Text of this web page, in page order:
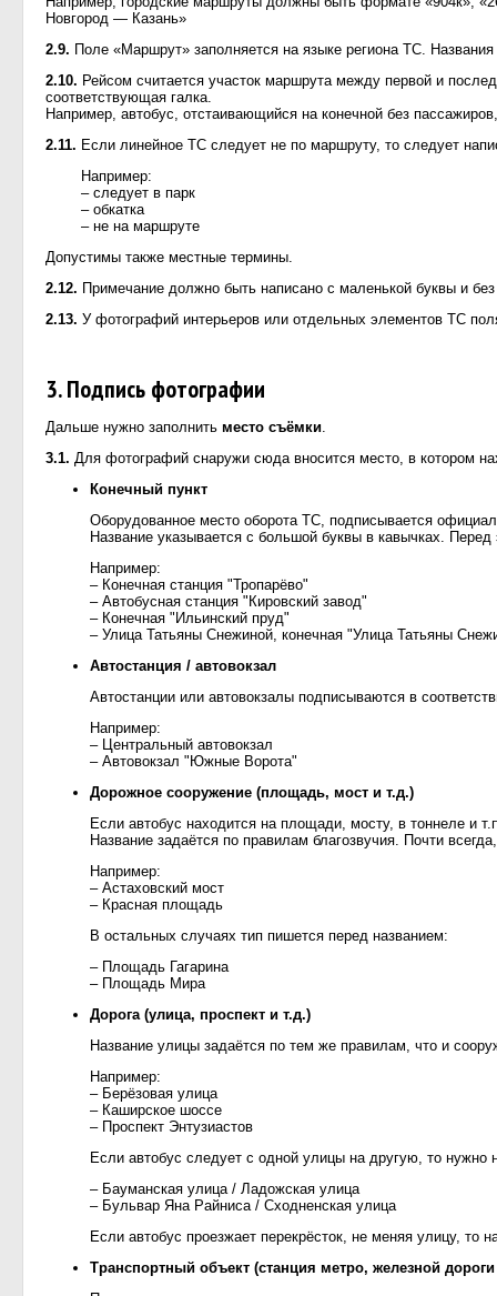
Новгород — Казань»
2.9. Поле «Маршрут» заполняется на языке региона ТС.
2.10. Рейсом считается участок маршрута между первой и
соответствующая галка.
Например, автобус, отстаивающийся на конечной без
2.11. Если линейное ТС следует не по маршруту, то следует
Например:
– следует в парк
– обкатка
– не на маршруте
Допустимы также местные термины.
2.12. Примечание должно быть написано с маленькой буквы и без
2.13. У фотографий интерьеров или отдельных элементов ТС
3. Подпись фотографии
Дальше нужно заполнить место съёмки.
3.1. Для фотографий снаружи сюда вносится место, в котором
Конечный пункт
Оборудованное место оборота ТС, подписывается
Название указывается с большой буквы в кавычках.
Например:
– Конечная станция "Тропарёво"
– Автобусная станция "Кировский завод"
– Конечная "Ильинский пруд"
– Улица Татьяны Снежиной, конечная "Улица Татьяны
Автостанция / автовокзал
Автостанции или автовокзалы подписываются в
Например:
– Центральный автовокзал
– Автовокзал "Южные Ворота"
Дорожное сооружение (площадь, мост и т.д.)
Если автобус находится на площади, мосту, в тоннеле и
Название задаётся по правилам благозвучия. Почти
Например:
– Астаховский мост
– Красная площадь
В остальных случаях тип пишется перед названием:
– Площадь Гагарина
– Площадь Мира
Дорога (улица, проспект и т.д.)
Название улицы задаётся по тем же правилам, что и
Например:
– Берёзовая улица
– Каширское шоссе
– Проспект Энтузиастов
Если автобус следует с одной улицы на другую, то нужно
– Бауманская улица / Ладожская улица
– Бульвар Яна Райниса / Сходненская улица
Если автобус проезжает перекрёсток, не меняя улицу, то
Транспортный объект (станция метро, железной дороги